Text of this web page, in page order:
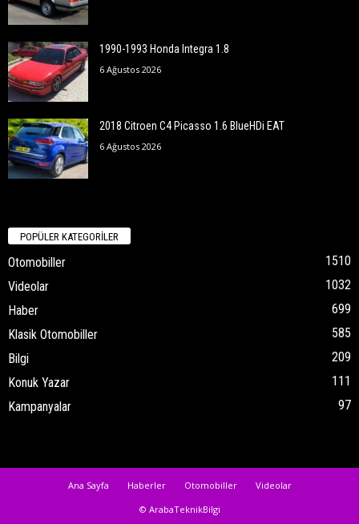
1990-1993 Honda Integra 1.8
6 Ağustos 2026
2018 Citroen C4 Picasso 1.6 BlueHDi EAT
6 Ağustos 2026
POPÜLER KATEGORİLER
Otomobiller
1510
Videolar
1032
Haber
699
Klasik Otomobiller
585
Bilgi
209
Konuk Yazar
111
Kampanyalar
97
Ana Sayfa Haberler Otomobiller
Videolar
© ArabaTeknikBilgi